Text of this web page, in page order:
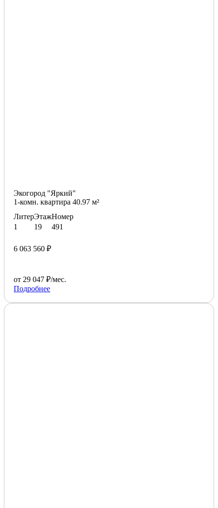
Экогород "Яркий"
1-комн. квартира 40.97 м²
Литер
1
Этаж
19
Номер
491
6 063 560 ₽
от 29 047 ₽/мес.
Подробнее